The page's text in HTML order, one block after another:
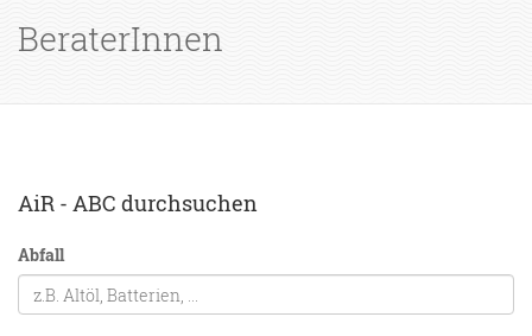
BeraterInnen
AiR - ABC durchsuchen
Abfall